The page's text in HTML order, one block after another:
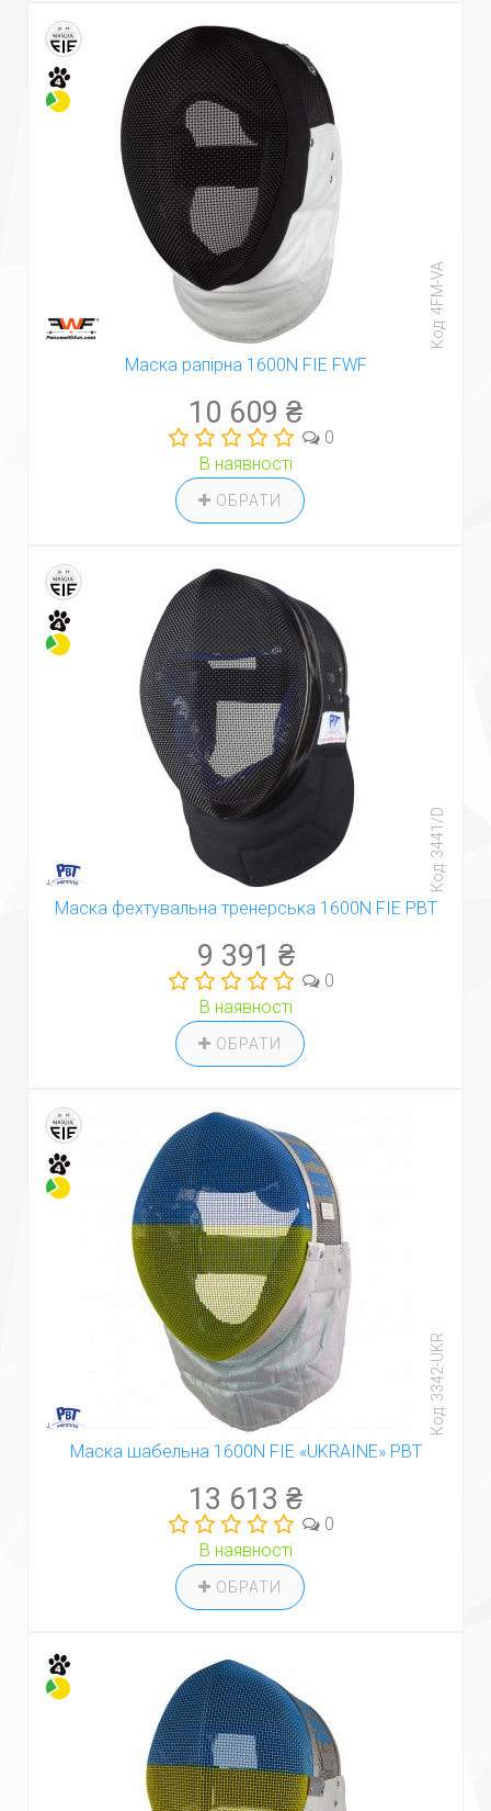
Код: 4FM-VA
Маска рапірна 1600N FIE FWF
10 609 ₴
0
В наявності
ОБРАТИ
Код: 3441/D
Маска фехтувальна тренерська 1600N FIE PBT
9 391 ₴
0
В наявності
ОБРАТИ
Код: 3342-UKR
Маска шабельна 1600N FIE «UKRAINE» PBT
13 613 ₴
0
В наявності
ОБРАТИ